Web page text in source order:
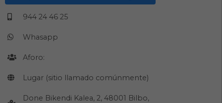
944 24 46 25
Whasapp
Aforo:
Lugar (sitio llamado comúnmente)
Done Bikendi Kalea, 2, 48001 Bilbo,